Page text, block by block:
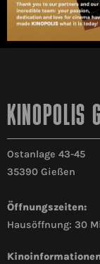
KINOPOLIS
Ostanlage 43-45
35390 Gießen
Öffnungszeiten:
Hausöffnung: 30